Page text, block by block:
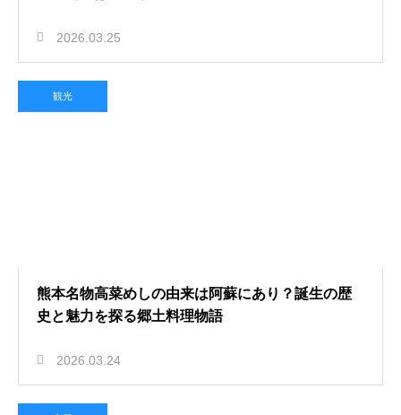
2026.03.25
観光
熊本名物高菜めしの由来は阿蘇にあり？誕生の歴
史と魅力を探る郷土料理物語
2026.03.24